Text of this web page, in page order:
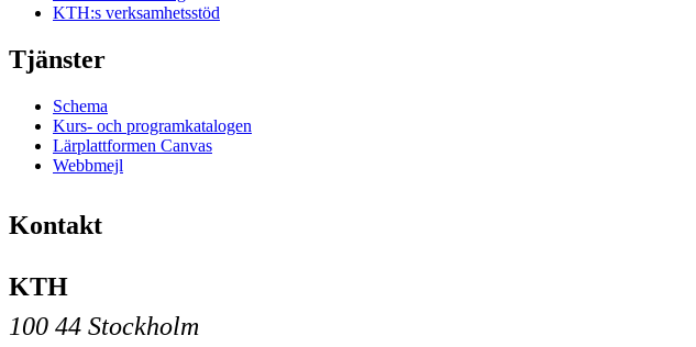
KTH:s verksamhetsstöd
Tjänster
Schema
Kurs- och programkatalogen
Lärplattformen Canvas
Webbmejl
Kontakt
KTH
100 44 Stockholm